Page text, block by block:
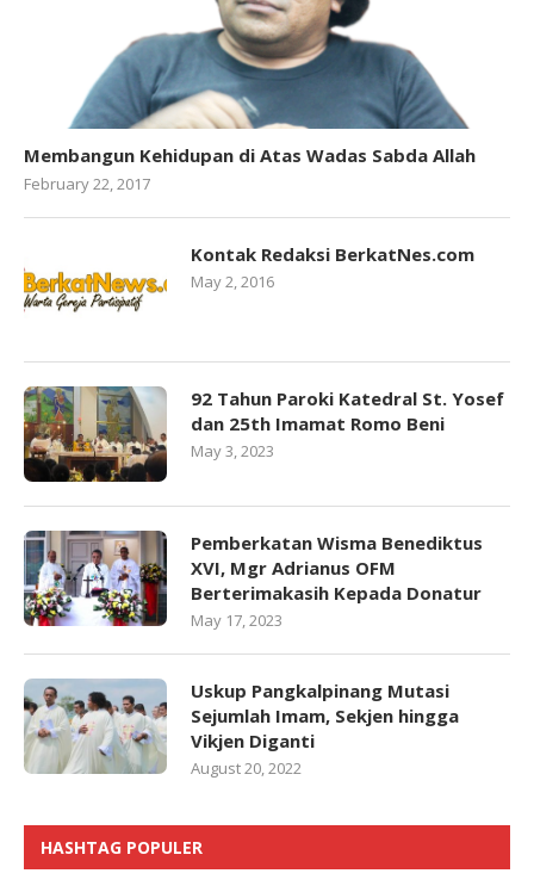
Membangun Kehidupan di Atas Wadas Sabda Allah
February 22, 2017
Kontak Redaksi BerkatNes.com
May 2, 2016
92 Tahun Paroki Katedral St. Yosef
dan 25th Imamat Romo Beni
May 3, 2023
Pemberkatan Wisma Benediktus
XVI, Mgr Adrianus OFM
Berterimakasih Kepada Donatur
May 17, 2023
Uskup Pangkalpinang Mutasi
Sejumlah Imam, Sekjen hingga
Vikjen Diganti
August 20, 2022
HASHTAG POPULER